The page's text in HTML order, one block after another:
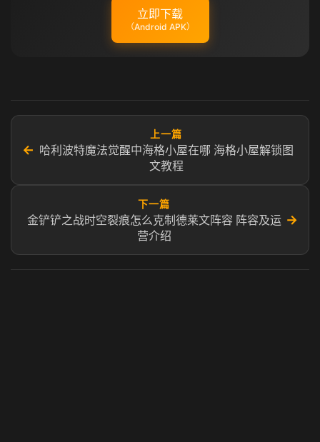
立即下载
（Android APK）
←
上一篇
哈利波特魔法觉醒中海格小屋在哪 海格小屋解锁图
文教程
下一篇
金铲铲之战时空裂痕怎么克制德莱文阵容 阵容及运
营介绍
→